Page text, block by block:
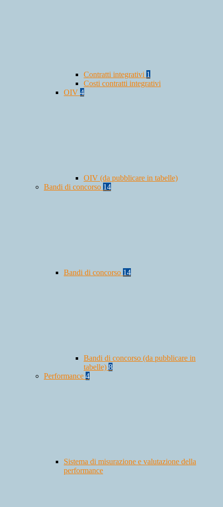
Contratti integrativi 1
Costi contratti integrativi
OIV 4
OIV (da pubblicare in tabelle)
Bandi di concorso 14
Bandi di concorso 14
Bandi di concorso (da pubblicare in
tabelle) 8
Performance 4
Sistema di misurazione e valutazione della
performance